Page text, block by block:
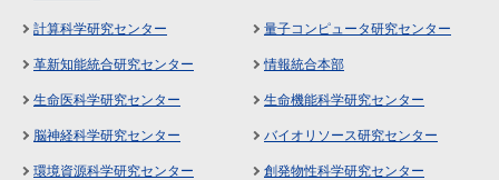
計算科学研究センター 量子コンピュータ研究センター
革新知能統合研究センター 情報統合本部
生命医科学研究センター 生命機能科学研究センター
脳神経科学研究センター バイオリソース研究センター
環境資源科学研究センター 創発物性科学研究センター